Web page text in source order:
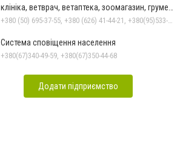
клініка, ветврач, ветаптека, зоомагазин, грумер,
стрижки.
+380 (50) 695-37-55, +380 (626) 41-44-21, +380(95)533-90-03
Система сповіщення населення
+380(67)340-49-59, +380(67)350-44-68
Додати підприємство